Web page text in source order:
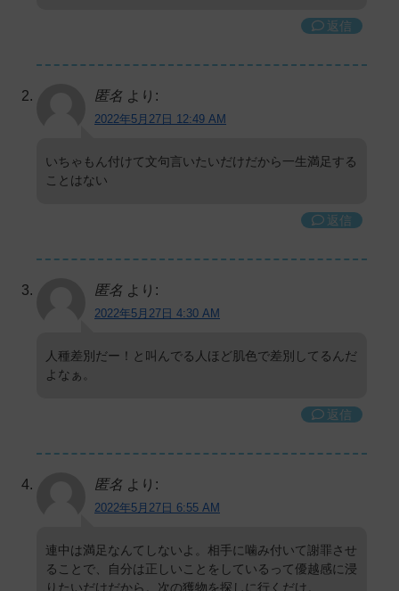
返信
匿名 より:
2022年5月27日 12:49 AM
いちゃもん付けて文句言いたいだけだから一生満足する
ことはない
返信
匿名 より:
2022年5月27日 4:30 AM
人種差別だー！と叫んでる人ほど肌色で差別してるんだ
よなぁ。
返信
匿名 より:
2022年5月27日 6:55 AM
連中は満足なんてしないよ。相手に噛み付いて謝罪させ
ることで、自分は正しいことをしているって優越感に浸
りたいだけだから。次の獲物を探しに行くだけ。